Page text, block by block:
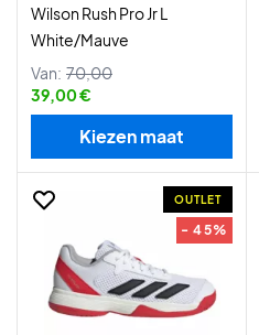
Wilson Rush Pro Jr L
White/Mauve
Van: 70,00
39,00 €
Kiezen maat
OUTLET
- 45%